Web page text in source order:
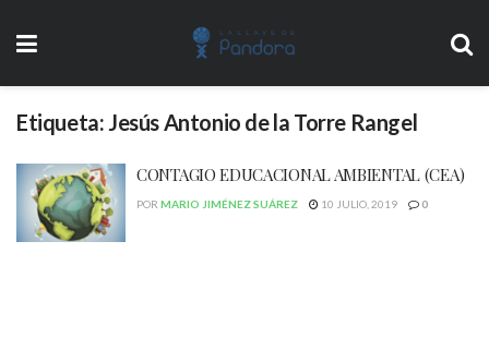
Etiqueta: Jesús Antonio de la Torre Rangel
CONTAGIO EDUCACIONAL AMBIENTAL (CEA)
POR MARIO JIMÉNEZ SUÁREZ 10 JULIO, 2019 0